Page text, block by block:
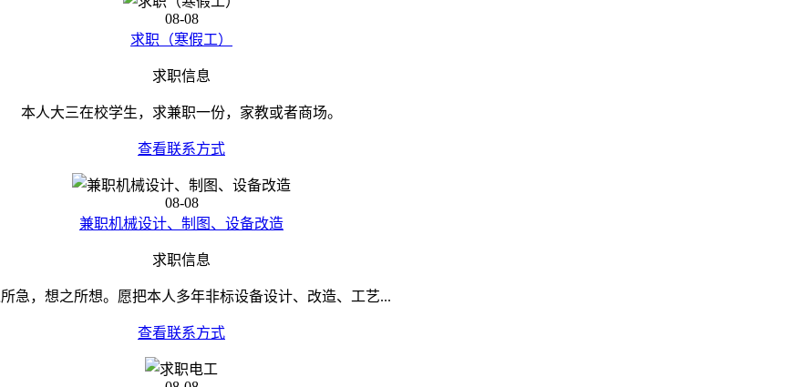
08-08
求职（寒假工）
求职信息
本人大三在校学生，求兼职一份，家教或者商场。
查看联系方式
08-08
兼职机械设计、制图、设备改造
求职信息
急，想之所想。愿把本人多年非标设备设计、改造、工艺...
查看联系方式